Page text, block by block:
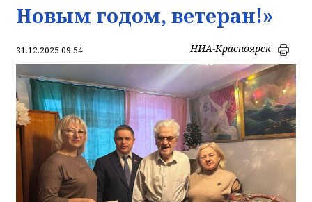
Новым годом, ветеран!»
31.12.2025 09:54 НИА-Красноярск